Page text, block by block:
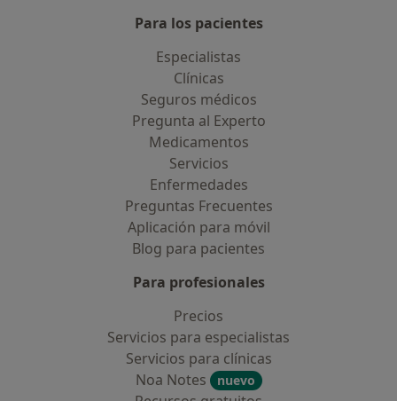
Para los pacientes
Especialistas
Clínicas
Seguros médicos
Pregunta al Experto
Medicamentos
Servicios
Enfermedades
Preguntas Frecuentes
Aplicación para móvil
Blog para pacientes
Para profesionales
Precios
Servicios para especialistas
Servicios para clínicas
Noa Notes
nuevo